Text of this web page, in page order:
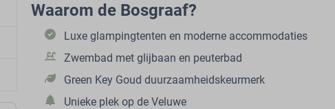
Waarom de Bosgraaf?
Luxe glampingtenten en moderne accommodaties
Zwembad met glijbaan en peuterbad
Green Key Goud duurzaamheidskeurmerk
Unieke plek op de Veluwe